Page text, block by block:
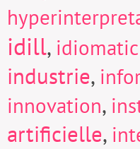
idill,
industrie,
innovation,
artificielle,